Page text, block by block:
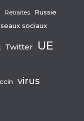
Retraites
Russie
sociaux
Twitter UE
virus